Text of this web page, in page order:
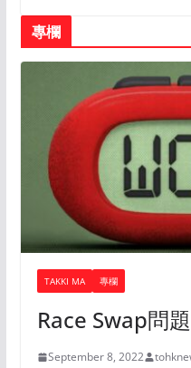
專欄
TAKKI MA 專欄
Race Swap問題
September 8, 2022